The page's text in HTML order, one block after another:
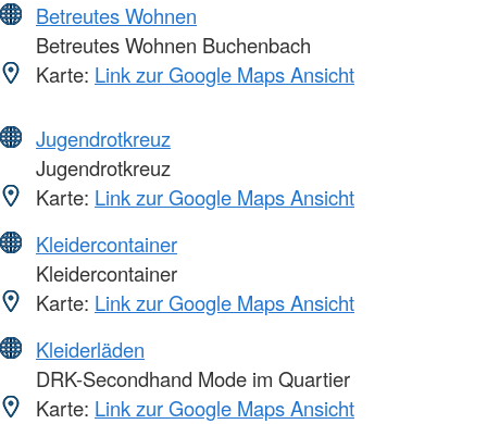
Betreutes Wohnen
Betreutes Wohnen Buchenbach
Karte: Link zur Google Maps Ansicht
Jugendrotkreuz
Jugendrotkreuz
Karte: Link zur Google Maps Ansicht
Kleidercontainer
Kleidercontainer
Karte: Link zur Google Maps Ansicht
Kleiderläden
DRK-Secondhand Mode im Quartier
Karte: Link zur Google Maps Ansicht